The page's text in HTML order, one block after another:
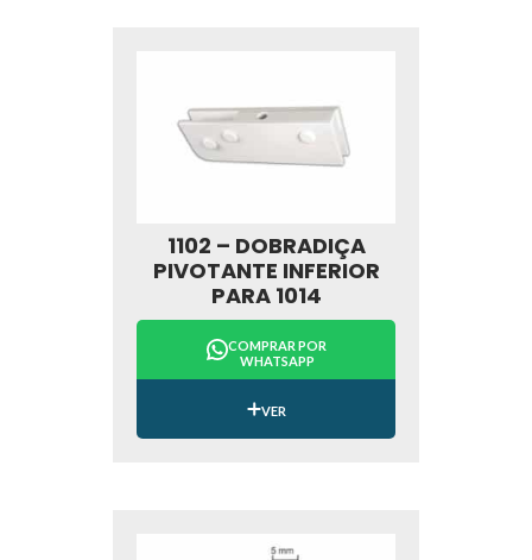
1102 – DOBRADIÇA
PIVOTANTE INFERIOR
PARA 1014
COMPRAR POR
WHATSAPP
VER